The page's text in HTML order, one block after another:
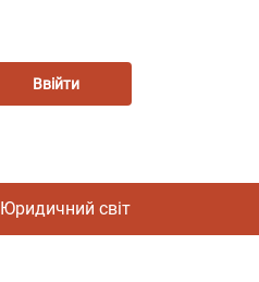
Ввійти
Юридичний світ